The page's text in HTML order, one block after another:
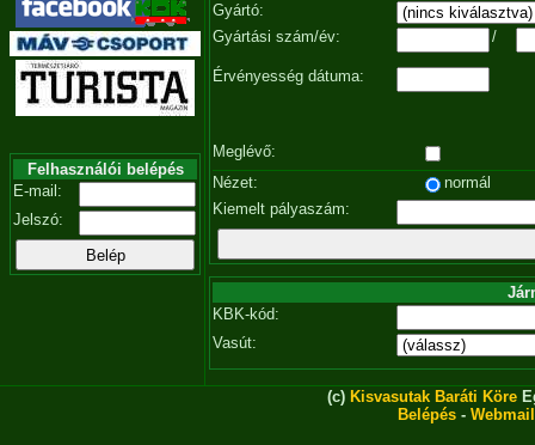
Felhasználói belépés
E-mail:
Jelszó:
Gyártó:
Gyártási szám/év:
/
Érvényesség dátuma:
Meglévő:
Nézet:
normál
Kiemelt pályaszám:
KBK-kód:
Vasút:
(c) Kisvasutak Baráti Köre
Belépés - Webmail